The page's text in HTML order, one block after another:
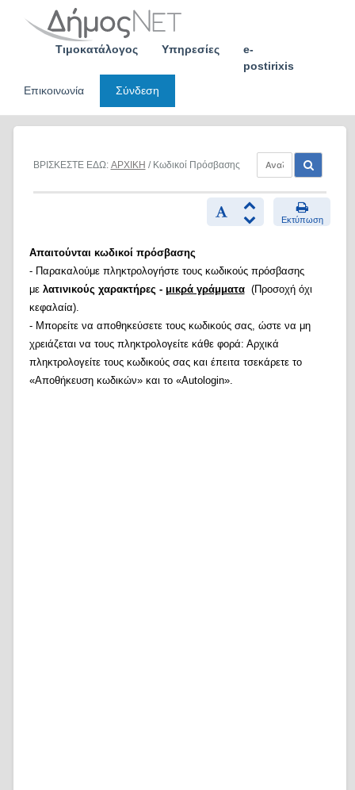
Τιμοκατάλογος Υπηρεσίες
e-
postirixis
Επικοινωνία
Σύνδεση
ΒΡΙΣΚΕΣΤΕ ΕΔΩ: ΑΡΧΙΚΗ / Κωδικοί Πρόσβασης
Εκτύπωση
Απαιτούνται κωδικοί πρόσβασης
- Παρακαλούμε πληκτρολογήστε τους κωδικούς πρόσβασης
με λατινικούς χαρακτήρες - μικρά γράμματα(Προσοχή όχι
κεφαλαία).
- Μπορείτε να αποθηκεύσετε τους κωδικούς σας, ώστε να μη
χρειάζεται να τους πληκτρολογείτε κάθε φορά: Αρχικά
πληκτρολογείτε τους κωδικούς σας και έπειτα τσεκάρετε το
«Αποθήκευση κωδικών» και το «Autologin».